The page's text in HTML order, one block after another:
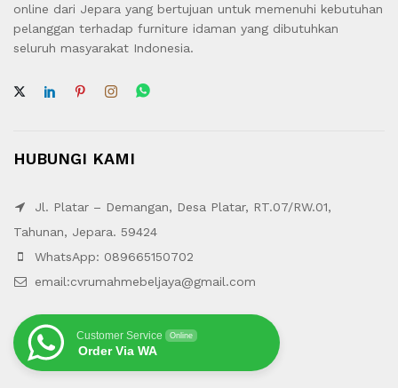
online dari Jepara yang bertujuan untuk memenuhi kebutuhan
pelanggan terhadap furniture idaman yang dibutuhkan
seluruh masyarakat Indonesia.
HUBUNGI KAMI
Jl. Platar – Demangan, Desa Platar, RT.07/RW.01,
Tahunan, Jepara. 59424
WhatsApp: 089665150702
email:cvrumahmebeljaya@gmail.com
Customer Service Online
Order Via WA